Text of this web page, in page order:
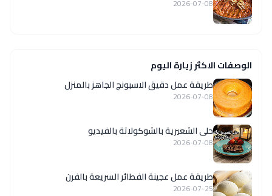
2026-07-08
الوصفات الاكثر زيارة اليوم
طريقة عمل دقيق الاسبونج الجاهز بالمنزل
2026-07-08
حلى الشعيرية بالشوكولاتة بالفيديو
2026-07-08
طريقة عمل عجينة الفطائر السريعة بالفرن
2026-07-25